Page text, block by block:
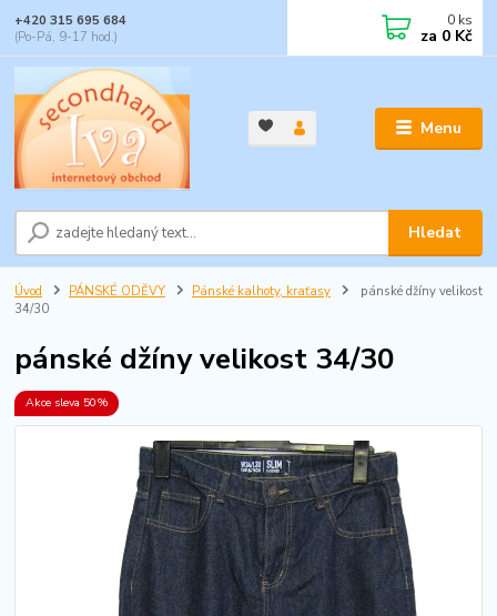
Menu
Hledat
+420 315 695 684
(Po-Pá, 9-17 hod.)
0 ks
za 0 Kč
Úvod PÁNSKÉ ODĚVY Pánské kalhoty, kraťasy
pánské džíny velikost
34/30
pánské džíny velikost 34/30
Akce sleva 50%